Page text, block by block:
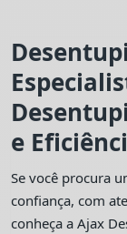
e
Se você procura
confiança, com
conheça a Ajax